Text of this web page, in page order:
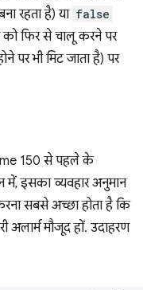
रहता है) या false
को फिर से चालू करने पर
पर भी मिट जाता है) पर
150 से पहले के
में, इसका व्यवहार अनुमान
सबसे अच्छा होता है कि
अलार्म मौजूद हों. उदाहरण